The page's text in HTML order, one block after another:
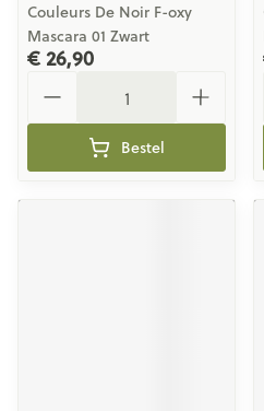
Couleurs De Noir F-oxy
Mascara 01 Zwart
€ 26,90
Bestel